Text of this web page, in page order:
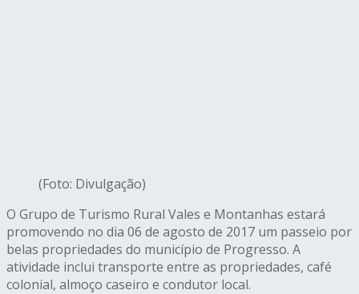
(Foto: Divulgação)
O Grupo de Turismo Rural Vales e Montanhas estará
promovendo no dia 06 de agosto de 2017 um passeio por
belas propriedades do município de Progresso. A
atividade inclui transporte entre as propriedades, café
colonial, almoço caseiro e condutor local.